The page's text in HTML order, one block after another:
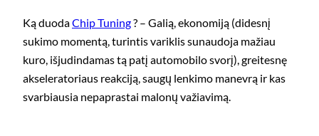
Ką duodaChip Tuning? – Galią, ekonomiją (didesnį
sukimo momentą, turintis variklis sunaudoja mažiau
kuro, išjudindamas tą patį automobilo svorį), greitesnę
akseleratoriaus reakciją, saugų lenkimo manevrą ir kas
svarbiausia nepaprastai malonų važiavimą.